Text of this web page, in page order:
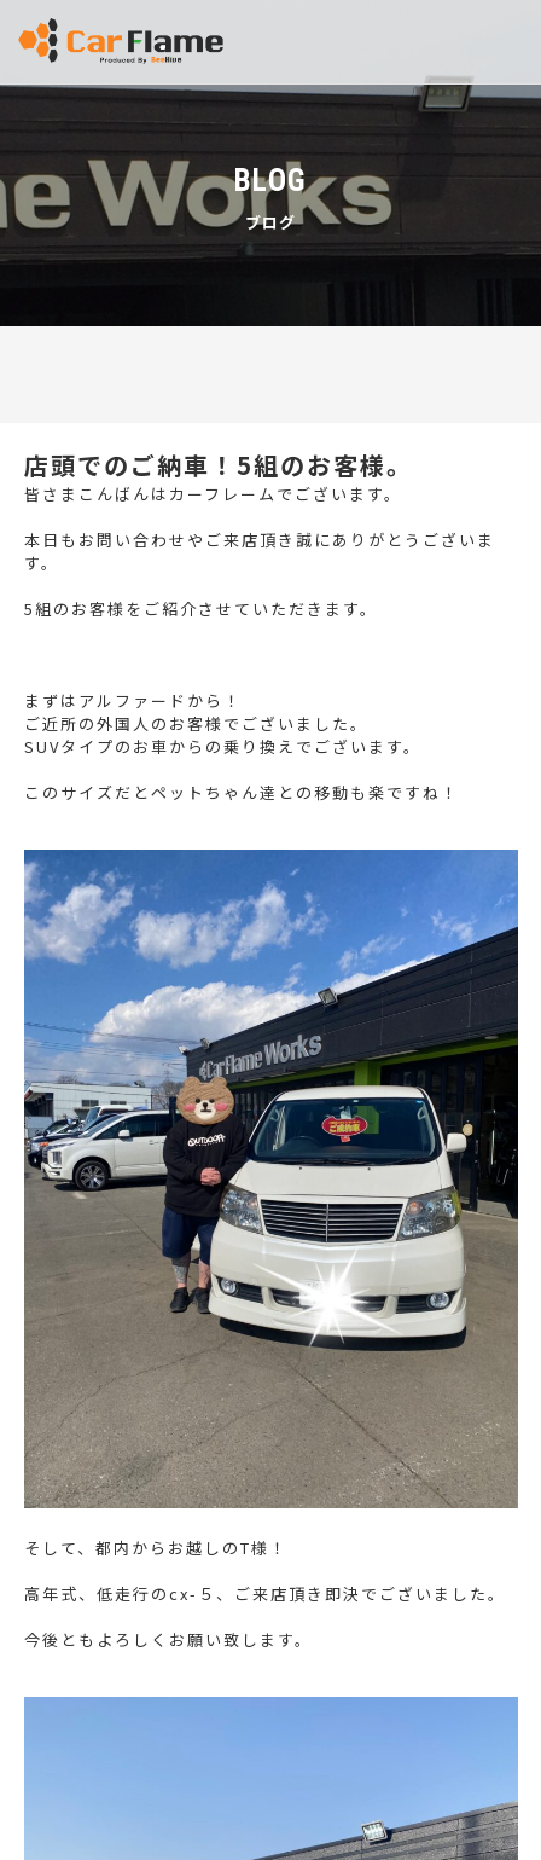
BLOG
ブログ
店頭でのご納車！5組のお客様。
皆さまこんばんはカーフレームでございます。
本日もお問い合わせやご来店頂き誠にありがとうございま
す。
5組のお客様をご紹介させていただきます。
まずはアルファードから！
ご近所の外国人のお客様でございました。
SUVタイプのお車からの乗り換えでございます。
このサイズだとペットちゃん達との移動も楽ですね！
そして、都内からお越しのT様！
高年式、低走行のcx-５、ご来店頂き即決でございました。
今後ともよろしくお願い致します。